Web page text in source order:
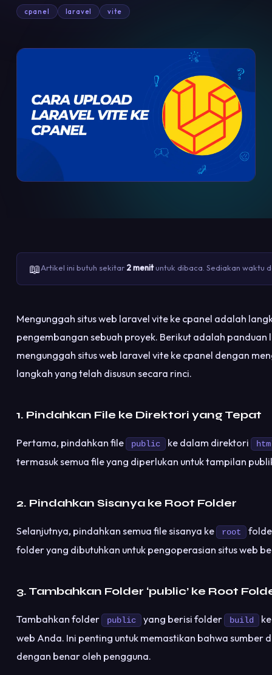
cpanel laravel vite
📖Artikel ini butuh sekitar 2 menituntuk dibaca. Sediakan waktu
Mengunggah situs web laravel vite ke cpanel adalah
pengembangan sebuah proyek. Berikut adalah panduan
mengunggah situs web laravel vite ke cpanel dengan
langkah yang telah disusun secara rinci.
1. Pindahkan File ke Direktori yang Tepat
Pertama, pindahkan file public ke dalam direktori
termasuk semua file yang diperlukan untuk tampilan
2. Pindahkan Sisanya ke Root Folder
Selanjutnya, pindahkan semua file sisanya ke root
folder yang dibutuhkan untuk pengoperasian situs web
3. Tambahkan Folder ‘public’ ke Root
Tambahkan folder public yang berisi folder build
web Anda. Ini penting untuk memastikan bahwa sumber
dengan benar oleh pengguna.